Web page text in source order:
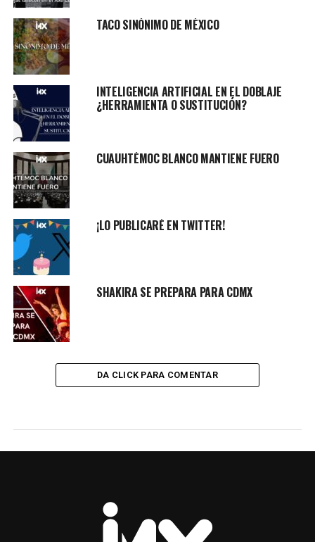
TACO SINÓNIMO DE MÉXICO
INTELIGENCIA ARTIFICIAL EN EL DOBLAJE
¿HERRAMIENTA O SUSTITUCIÓN?
CUAUHTÉMOC BLANCO MANTIENE FUERO
¡LO PUBLICARÉ EN TWITTER!
SHAKIRA SE PREPARA PARA CDMX
DA CLICK PARA COMENTAR